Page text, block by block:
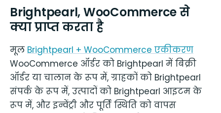
Brightpearl, WooCommerce से
क्या प्राप्त करता है
मूल Brightpearl + WooCommerce एकीकरण
WooCommerce ऑर्डर को Brightpearl में बिक्री
ऑर्डर या चालान के रूप में, ग्राहकों को Brightpearl
संपर्क के रूप में, उत्पादों को Brightpearl आइटम के
रूप में, और इन्वेंट्री और पूर्ति स्थिति को वापस